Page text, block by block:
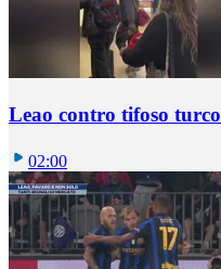
Leao contro tifoso turco
02:00